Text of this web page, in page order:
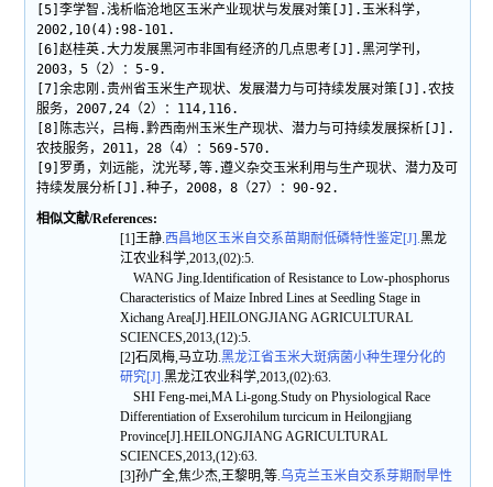
[5]李学智.浅析临沧地区玉米产业现状与发展对策[J].玉米科学，
2002,10(4):98-101.
[6]赵桂英.大力发展黑河市非国有经济的几点思考[J].黑河学刊，
2003，5（2）：5-9.
[7]余忠刚.贵州省玉米生产现状、发展潜力与可持续发展对策[J].农技
服务，2007,24（2）：114,116.
[8]陈志兴，吕梅.黔西南州玉米生产现状、潜力与可持续发展探析[J].
农技服务，2011，28（4）：569-570.
[9]罗勇，刘远能，沈光琴,等.遵义杂交玉米利用与生产现状、潜力及可
持续发展分析[J].种子，2008，8（27）：90-92.
相似文献/References:
[1]王静.西昌地区玉米自交系苗期耐低磷特性鉴定[J].黑龙
江农业科学,2013,(02):5.
WANG Jing.Identification of Resistance to Low-phosphorus
Characteristics of Maize Inbred Lines at Seedling Stage in
Xichang Area[J].HEILONGJIANG AGRICULTURAL
SCIENCES,2013,(12):5.
[2]石凤梅,马立功.黑龙江省玉米大斑病菌小种生理分化的
研究[J].黑龙江农业科学,2013,(02):63.
SHI Feng-mei,MA Li-gong.Study on Physiological Race
Differentiation of Exserohilum turcicum in Heilongjiang
Province[J].HEILONGJIANG AGRICULTURAL
SCIENCES,2013,(12):63.
[3]孙广全,焦少杰,王黎明,等.乌克兰玉米自交系芽期耐旱性